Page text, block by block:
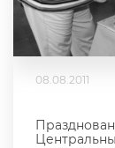
08.08.2011